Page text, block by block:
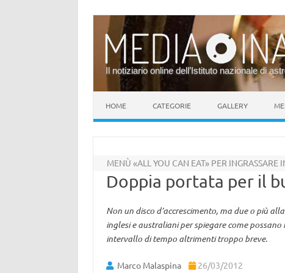
Il notiziario online dell’Istituto nazionale di
HOME CATEGORIE GALLERY
MENÙ «ALL YOU CAN EAT» PER INGRASSARE
Doppia portata per il
Non un disco d’accrescimento, ma due o più
inglesi e australiani per spiegare come
intervallo di tempo altrimenti troppo breve.
Marco Malaspina 26/03/2012